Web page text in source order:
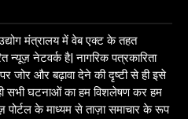
मंत्रालय में वेब एक्ट के तहत
न्यूज़ नेटवर्क है| नागरिक पत्रकारिता
जोर और बढ़ावा देने की दृष्टी से ही इसे
सभी घटनाओं का हम विशलेषण कर हम
के माध्यम से ताज़ा समाचार के रूप